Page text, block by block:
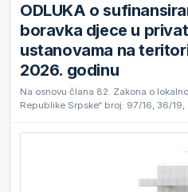
ODLUKA o
boravka djece u
ustanovama na
2026. godinu
Na osnovu člana 82. Zakona o
Republike Srpske“ broj: 97/16, 36/